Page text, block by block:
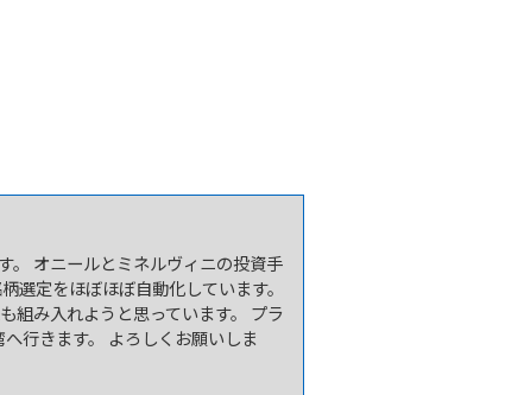
。 オニールとミネルヴィニの投資手
選定をほぼほぼ自動化しています。
組み入れようと思っています。 プラ
行きます。 よろしくお願いしま